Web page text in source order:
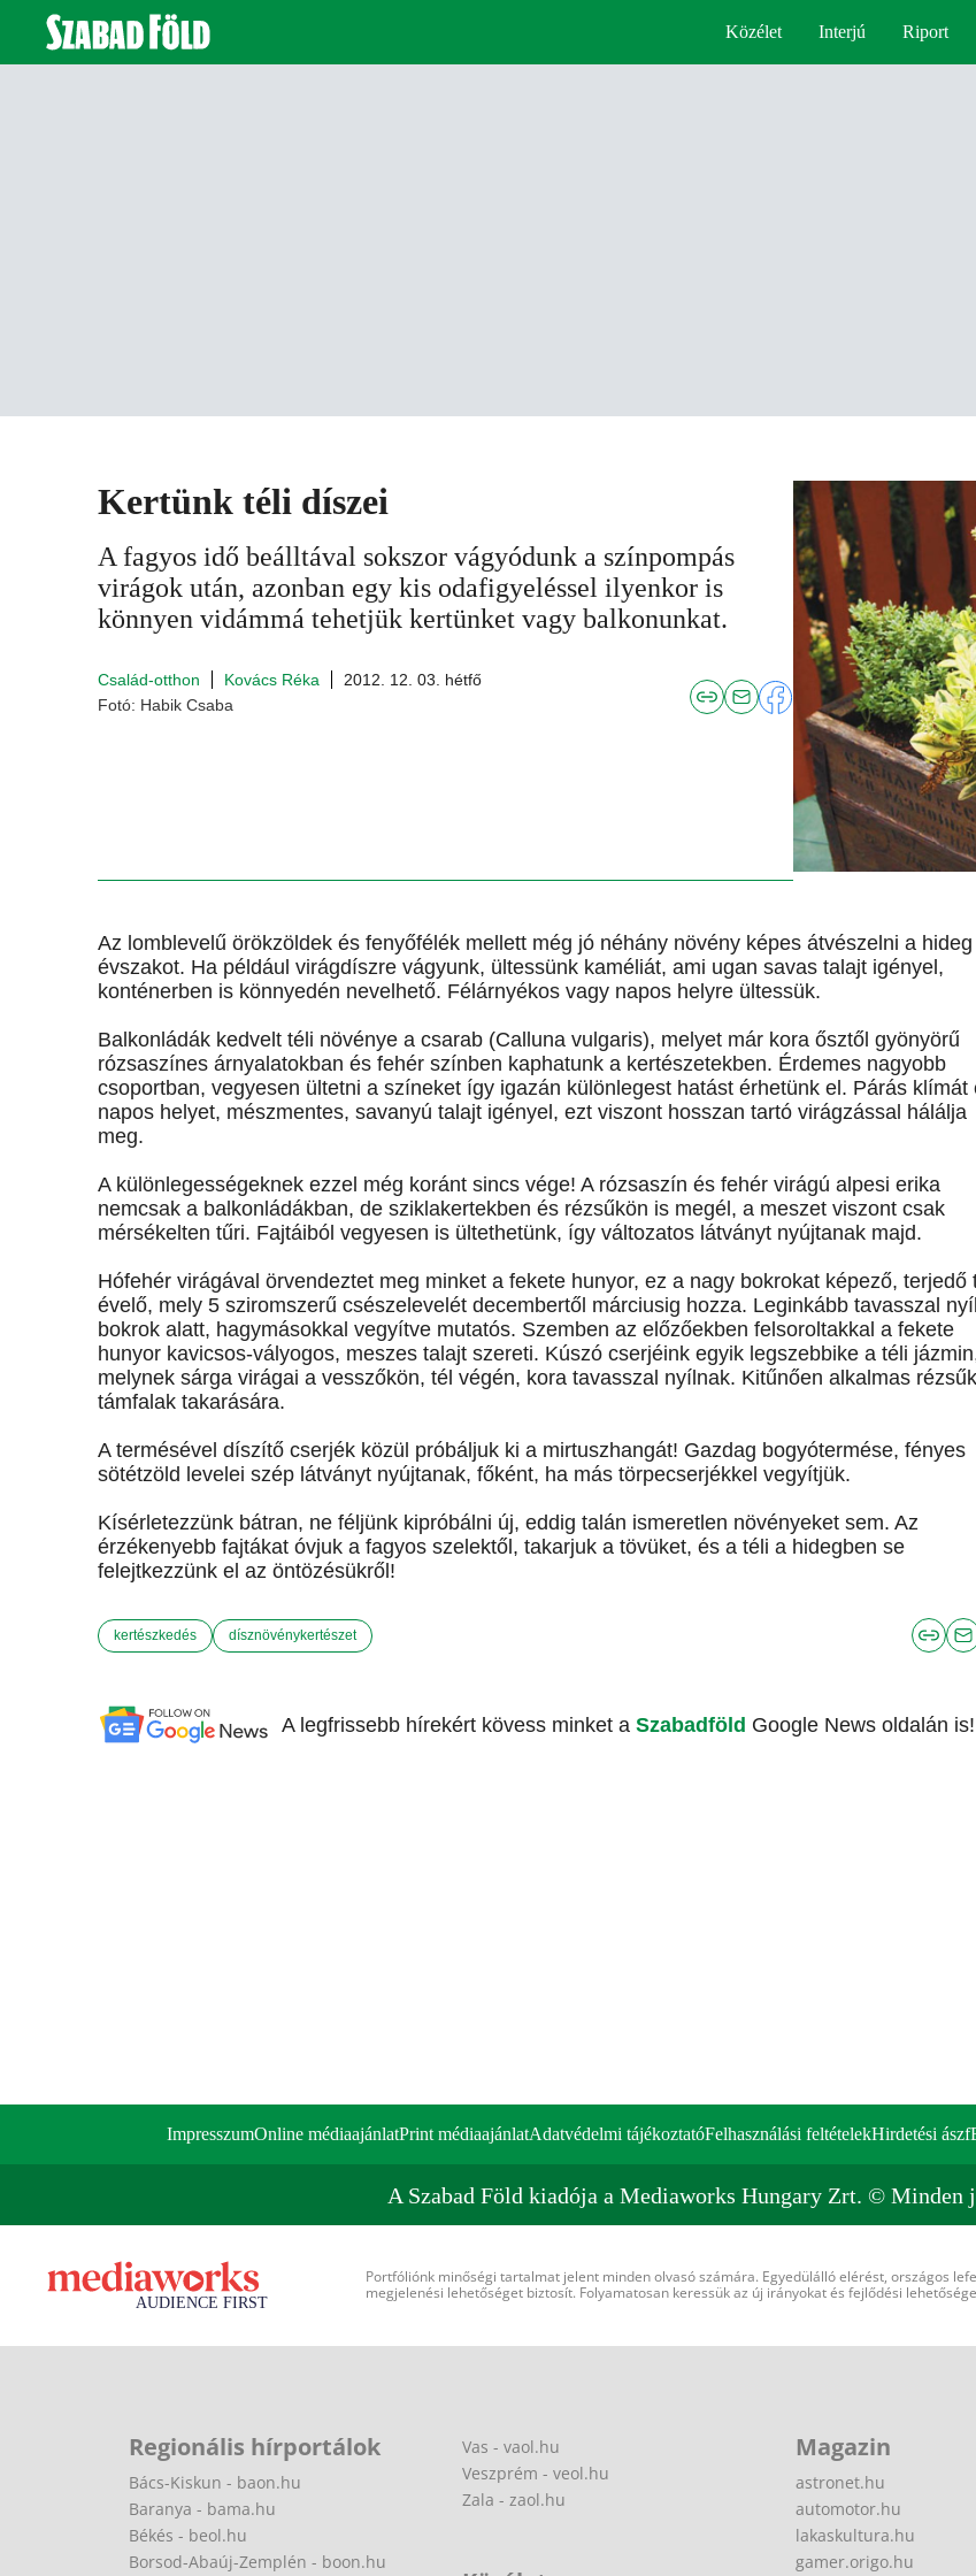
Közélet Interjú Riport
Kertünk téli díszei
A fagyos idő beálltával sokszor vágyódunk a színpompás
virágok után, azonban egy kis odafigyeléssel ilyenkor is
könnyen vidámmá tehetjük kertünket vagy balkonunkat.
Család-otthon Kovács Réka
2012. 12. 03. hétfő
Fotó: Habik Csaba
Az lomblevelű örökzöldek és fenyőfélék mellett még jó néhány növény képes átvészelni a hideg
évszakot. Ha például virágdíszre vágyunk, ültessünk kaméliát, ami ugan savas talajt igényel,
konténerben is könnyedén nevelhető. Félárnyékos vagy napos helyre ültessük.
Balkonládák kedvelt téli növénye a csarab (Calluna vulgaris), melyet már kora ősztől gyönyörű
rózsaszínes árnyalatokban és fehér színben kaphatunk a kertészetekben. Érdemes nagyobb
csoportban, vegyesen ültetni a színeket így igazán különlegest hatást érhetünk el. Párás klímát
napos helyet, mészmentes, savanyú talajt igényel, ezt viszont hosszan tartó virágzással hálálja
meg.
A különlegességeknek ezzel még koránt sincs vége! A rózsaszín és fehér virágú alpesi erika
nemcsak a balkonládákban, de sziklakertekben és rézsűkön is megél, a meszet viszont csak
mérsékelten tűri. Fajtáiból vegyesen is ültethetünk, így változatos látványt nyújtanak majd.
Hófehér virágával örvendeztet meg minket a fekete hunyor, ez a nagy bokrokat képező, terjedő
évelő, mely 5 sziromszerű csészelevelét decembertől márciusig hozza. Leginkább tavasszal
bokrok alatt, hagymásokkal vegyítve mutatós. Szemben az előzőekben felsoroltakkal a fekete
hunyor kavicsos-vályogos, meszes talajt szereti. Kúszó cserjéink egyik legszebbike a téli
melynek sárga virágai a vesszőkön, tél végén, kora tavasszal nyílnak. Kitűnően alkalmas
támfalak takarására.
A termésével díszítő cserjék közül próbáljuk ki a mirtuszhangát! Gazdag bogyótermése, fényes
sötétzöld levelei szép látványt nyújtanak, főként, ha más törpecserjékkel vegyítjük.
Kísérletezzünk bátran, ne féljünk kipróbálni új, eddig talán ismeretlen növényeket sem. Az
érzékenyebb fajtákat óvjuk a fagyos szelektől, takarjuk a tövüket, és a téli a hidegben se
felejtkezzünk el az öntözésükről!
kertészkedés dísznövénykertészet
A legfrissebb hírekért kövess minket a Szabadföld Google News oldalán is!
ImpresszumOnline médiaajánlatPrint médiaajánlatAdatvédelmi tájékoztatóFelhasználási feltételekHirdetési ászf
A Szabad Föld kiadója a Mediaworks Hungary Zrt. © Minden
Portfóliónk minőségi tartalmat jelent minden olvasó számára. Egyedülálló elérést, országos
megjelenési lehetőséget biztosít. Folyamatosan keressük az új irányokat és fejlődési
Regionális hírportálok
Bács-Kiskun - baon.hu
Baranya - bama.hu
Békés - beol.hu
Borsod-Abaúj-Zemplén - boon.hu
Vas - vaol.hu
Veszprém - veol.hu
Zala - zaol.hu
Magazin
astronet.hu
automotor.hu
lakaskultura.hu
gamer.origo.hu